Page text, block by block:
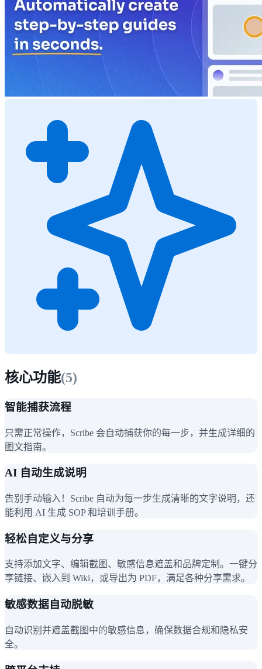
核心功能(5)
智能捕获流程
只需正常操作，Scribe 会自动捕获你的每一步，并生成详细的
图文指南。
AI 自动生成说明
告别手动输入！Scribe 自动为每一步生成清晰的文字说明，还
能利用 AI 生成 SOP 和培训手册。
轻松自定义与分享
支持添加文字、编辑截图、敏感信息遮盖和品牌定制。一键分
享链接、嵌入到 Wiki，或导出为 PDF，满足各种分享需求。
敏感数据自动脱敏
自动识别并遮盖截图中的敏感信息，确保数据合规和隐私安
全。